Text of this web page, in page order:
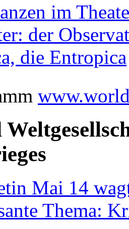
im
der
die Entropica
Mai 14
Thema: